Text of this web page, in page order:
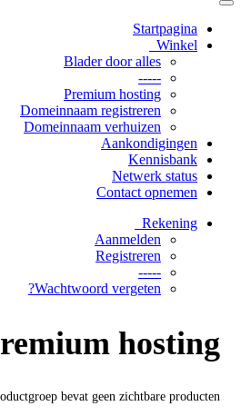
in-/
Startpagina
Winkel
Blader door alles
-----
Premium hosting
Domeinnaam registreren
Domeinnaam verhuizen
Aankondigingen
Kennisbank
Netwerk status
Contact opnemen
Rekening
Aanmelden
Registreren
-----
Wachtwoord vergeten?
Premium hosting
Productgroep bevat geen zichtbare producten